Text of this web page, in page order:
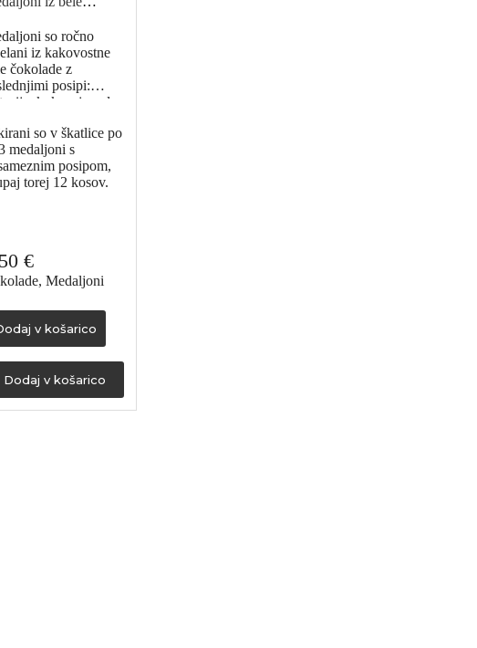
so ročno
iz kakovostne
čokolade z
posipi:
kokos, jagode
so v škatlice po
medaljoni s
posipom,
torej 12 kosov.
€
, Medaljoni
v košarico
Dodaj v košarico